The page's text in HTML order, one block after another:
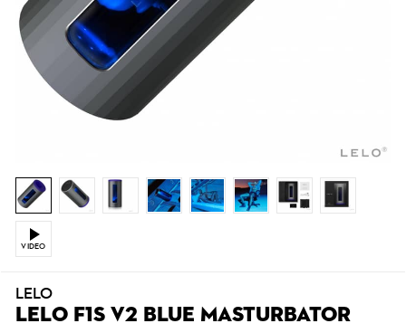
VIDEO
LELO
LELO F1S V2 BLUE MASTURBATOR